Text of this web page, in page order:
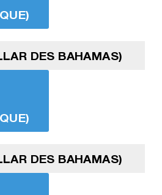
DES BAHAMAS)
DES BAHAMAS)